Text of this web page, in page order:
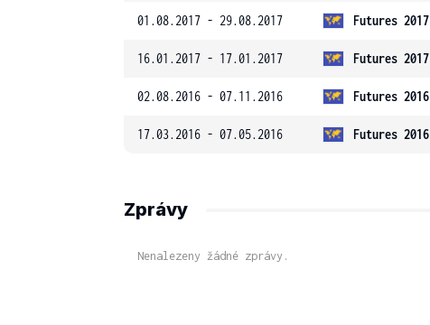
01.08.2017 - 29.08.2017 Futures 2017
16.01.2017 - 17.01.2017 Futures 2017
02.08.2016 - 07.11.2016 Futures 2016
17.03.2016 - 07.05.2016 Futures 2016
Zprávy
Nenalezeny žádné zprávy.